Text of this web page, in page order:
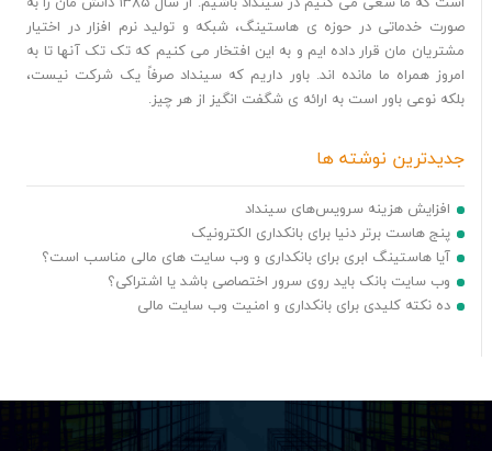
صورت خدماتی در حوزه ی هاستینگ، شبکه و تولید نرم افزار در اختیار
مشتریان مان قرار داده ایم و به این افتخار می کنیم که تک تک آنها تا به
امروز همراه ما مانده اند. باور داریم که سینداد صرفاً یک شرکت نیست،
بلکه نوعی باور است به ارائه ی شگفت انگیز از هر چیز.
جدیدترین نوشته ها
افزایش هزینه سرویس‌های سینداد
پنج هاست برتر دنیا برای بانکداری الکترونیک
آیا هاستینگ ابری برای بانکداری و وب سایت های مالی مناسب است؟
وب سایت بانک باید روی سرور اختصاصی باشد یا اشتراکی؟
ده نکته کلیدی برای بانکداری و امنیت وب سایت مالی